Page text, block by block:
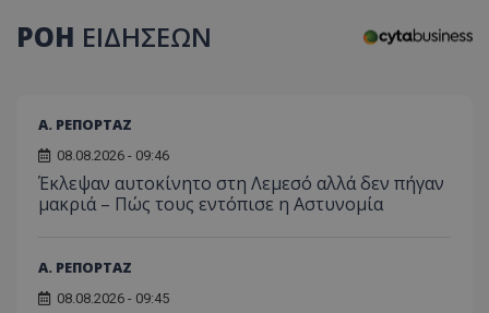
ΡΟΗ ΕΙΔΗΣΕΩΝ
Α. ΡΕΠΟΡΤΑΖ
08.08.2026 - 09:46
Έκλεψαν αυτοκίνητο στη Λεμεσό αλλά δεν πήγαν
μακριά – Πώς τους εντόπισε η Αστυνομία
Α. ΡΕΠΟΡΤΑΖ
08.08.2026 - 09:45